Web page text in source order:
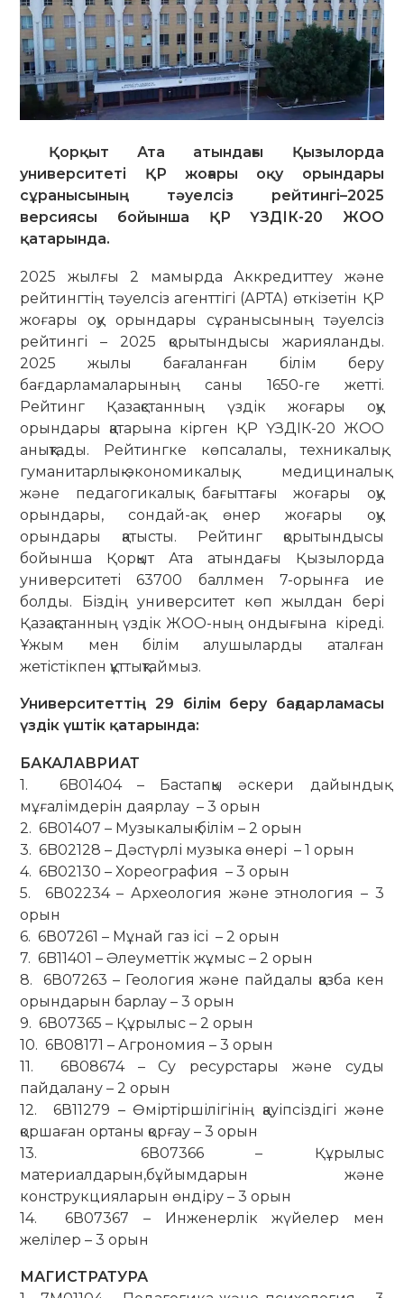
Қорқыт Ата атындағы Қызылорда
университеті ҚР жоғары оқу орындары
сұранысының тәуелсіз рейтингі–2025
версиясы бойынша ҚР ҮЗДІК-20 ЖОО
қатарында.
2025 жылғы 2 мамырда Аккредиттеу және
рейтингтің тәуелсіз агенттігі (АРТА) өткізетін ҚР
жоғары оқу орындары сұранысының тәуелсіз
рейтингі – 2025 қорытындысы жарияланды.
2025 жылы бағаланған білім беру
бағдарламаларының саны 1650-ге жетті.
Рейтинг Қазақстанның үздік жоғары оқу
орындары қатарына кірген ҚР ҮЗДІК-20 ЖОО
анықтады. Рейтингке көпсалалы, техникалық,
гуманитарлық-экономикалық, медициналық
және педагогикалық бағыттағы жоғары оқу
орындары, сондай-ақ өнер жоғары оқу
орындары қатысты. Рейтинг қорытындысы
бойынша Қорқыт Ата атындағы Қызылорда
университеті 63700 баллмен 7-орынға ие
болды. Біздің университет көп жылдан бері
Қазақстанның үздік ЖОО-ның ондығына кіреді.
Ұжым мен білім алушыларды аталған
жетістікпен құттықтаймыз.
Университеттің 29 білім беру бағдарламасы
үздік үштік қатарында:
БАКАЛАВРИАТ
1. 6B01404 – Бастапқы әскери дайындық
мұғалімдерін даярлау – 3 орын
2. 6B01407 – Музыкалық білім – 2 орын
3. 6B02128 – Дәстүрлі музыка өнері – 1 орын
4. 6B02130 – Хореография – 3 орын
5. 6В02234 – Археология және этнология – 3
орын
6. 6В07261 – Мұнай газ ісі – 2 орын
7. 6B11401 – Әлеуметтік жұмыс – 2 орын
8. 6В07263 – Геология және пайдалы қазба кен
орындарын барлау – 3 орын
9. 6В07365 – Құрылыс – 2 орын
10. 6В08171 – Агрономия – 3 орын
11. 6В08674 – Су ресурстары және суды
пайдалану – 2 орын
12. 6В11279 – Өміртіршілігінің қауіпсіздігі және
қоршаған ортаны қорғау – 3 орын
13. 6В07366 – Құрылыс
материалдарын,бұйымдарын және
конструкцияларын өндіру – 3 орын
14. 6В07367 – Инженерлік жүйелер мен
желілер – 3 орын
МАГИСТРАТУРА